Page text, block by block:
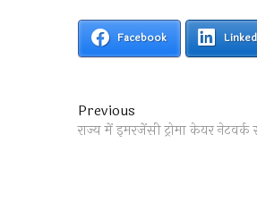
Facebook
Post
navigation
Previous
post:
राज्य में इमरजेंसी ट्रोमा केयर